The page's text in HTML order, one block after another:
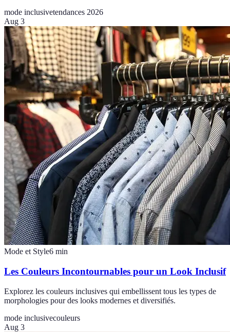
mode inclusivetendances 2026
Aug 3
Mode et Style6 min
Les Couleurs Incontournables pour un Look Inclusif
Explorez les couleurs inclusives qui embellissent tous les types de
morphologies pour des looks modernes et diversifiés.
mode inclusivecouleurs
Aug 3